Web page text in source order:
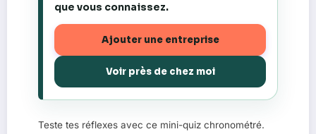
que vous connaissez.
Ajouter une entreprise
Voir près de chez moi
Teste tes réflexes avec ce mini-quiz chronométré.